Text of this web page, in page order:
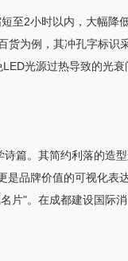
至2小时以内，大幅降
为例，其冲孔字标识
光源过热导致的光
篇。其简约利落的造
是品牌价值的可视化
片"。在成都建设国际